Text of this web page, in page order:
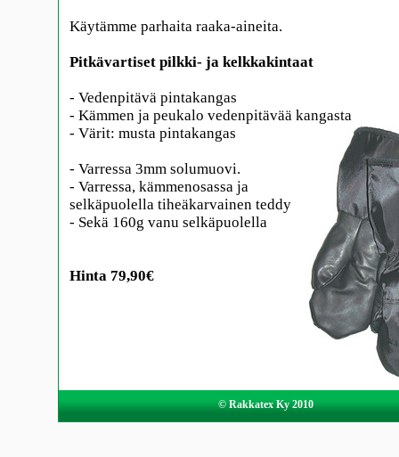
Käytämme parhaita raaka-aineita.
Pitkävartiset pilkki- ja kelkkakintaat
- Vedenpitävä pintakangas
- Kämmen ja peukalo vedenpitävää kangasta
- Värit: musta pintakangas
- Varressa 3mm solumuovi.
- Varressa, kämmenosassa ja
selkäpuolella tiheäkarvainen teddy
- Sekä 160g vanu selkäpuolella
Hinta 79,90€
© Rakkatex Ky 2010